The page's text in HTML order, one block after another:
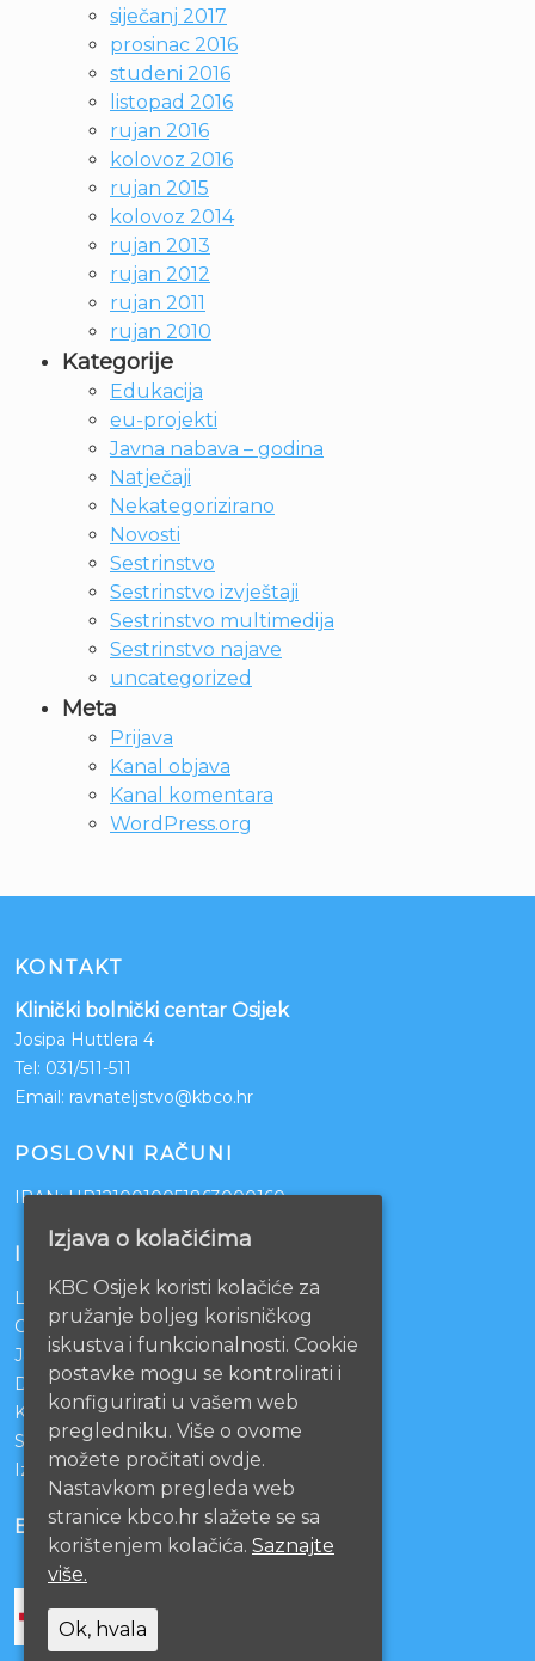
siječanj 2017
prosinac 2016
studeni 2016
listopad 2016
rujan 2016
kolovoz 2016
rujan 2015
kolovoz 2014
rujan 2013
rujan 2012
rujan 2011
rujan 2010
Kategorije
Edukacija
eu-projekti
Javna nabava – godina
Natječaji
Nekategorizirano
Novosti
Sestrinstvo
Sestrinstvo izvještaji
Sestrinstvo multimedija
Sestrinstvo najave
uncategorized
Meta
Prijava
Kanal objava
Kanal komentara
WordPress.org
KONTAKT
Klinički bolnički centar Osijek
Josipa Huttlera 4
Tel: 031/511-511
Email: ravnateljstvo@kbco.hr
POSLOVNI RAČUNI
IBAN: HR1210010051863000160
INFORMACIJE
Lista čekanja
Centralno naručivanje pacijenata
Javna nabava
Darivanje krvi
KBCO Webmail
Sestrinstvo KBC Osijek
Izjava o pristupačnosti mrežnih stranica
BOLNICE PARTNERI
Izjava o kolačićima
KBC Osijek koristi kolačiće za
pružanje boljeg korisničkog
iskustva i funkcionalnosti. Cookie
postavke mogu se kontrolirati i
konfigurirati u vašem web
pregledniku. Više o ovome
možete pročitati ovdje.
Nastavkom pregleda web
stranice kbco.hr slažete se sa
korištenjem kolačića. Saznajte
više.
Ok, hvala